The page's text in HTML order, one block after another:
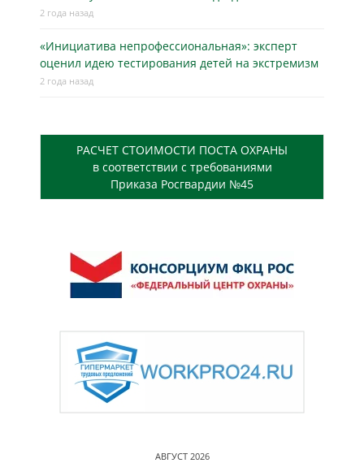
2 года назад
«Инициатива непрофессиональная»: эксперт
оценил идею тестирования детей на экстремизм
2 года назад
РАСЧЕТ СТОИМОСТИ ПОСТА ОХРАНЫ
в соответствии с требованиями
Приказа Росгвардии №45
АВГУСТ 2026